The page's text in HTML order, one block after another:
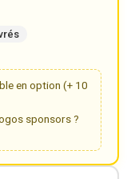
en option (+ 10
sponsors ?